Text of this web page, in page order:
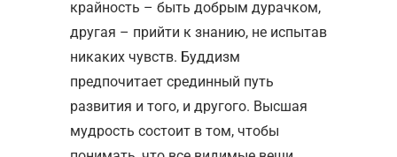
крайность – быть добрым дурачком,
другая – прийти к знанию, не испытав
никаких чувств. Буддизм
предпочитает срединный путь
развития и того, и другого. Высшая
мудрость состоит в том, чтобы